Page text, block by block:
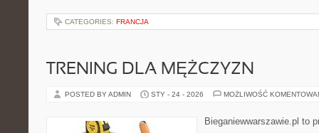
CATEGORIES: FRANCJA
TRENING DLA MĘŻCZYZN
POSTED BY ADMIN STY - 24 - 2026 MOŻLIWOŚĆ
Bieganiewwarszawie.pl to